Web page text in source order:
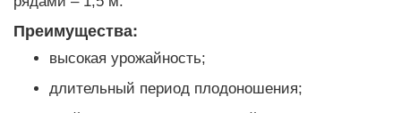
Преимущества:
высокая урожайность;
длительный период плодоношения;